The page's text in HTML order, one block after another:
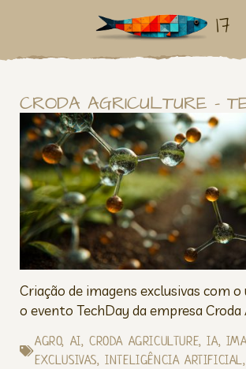
17
CRODA AGRICULTURE –
Criação de imagens exclusivas com o
o evento TechDay da empresa
AGRO, AI,CRODA AGRICULTURE,IA,
EXCLUSIVAS,INTELIGÊNCIA ARTIFICIAL